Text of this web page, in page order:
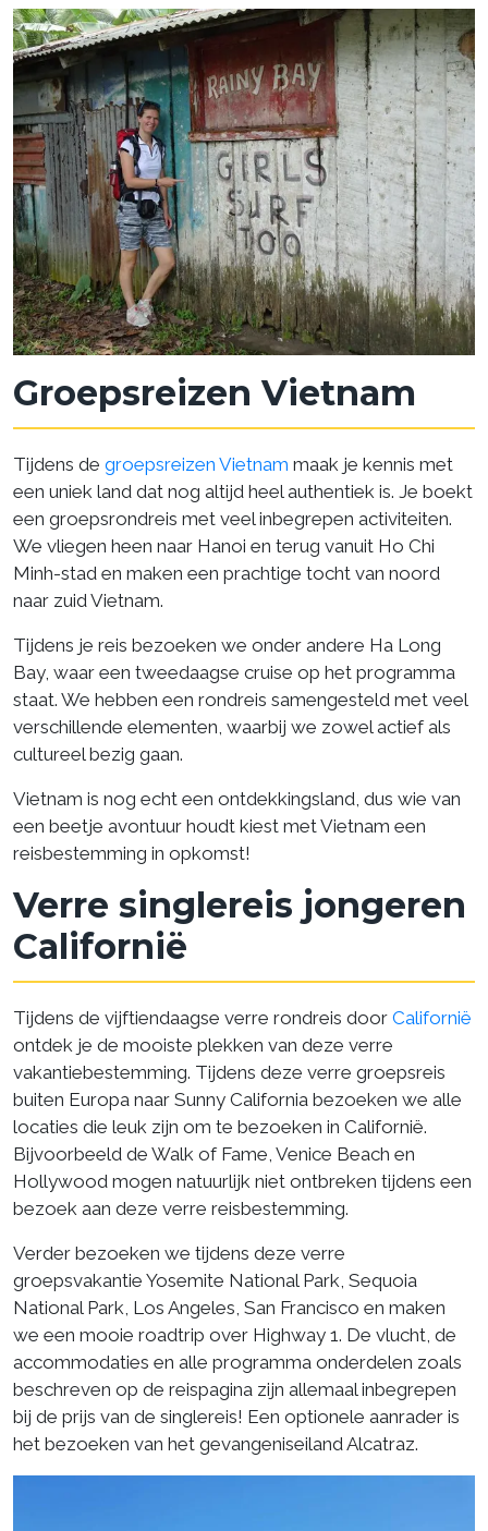
Groepsreizen Vietnam
Tijdens de groepsreizen Vietnam maak je kennis met
een uniek land dat nog altijd heel authentiek is. Je boekt
een groepsrondreis met veel inbegrepen activiteiten.
We vliegen heen naar Hanoi en terug vanuit Ho Chi
Minh-stad en maken een prachtige tocht van noord
naar zuid Vietnam.
Tijdens je reis bezoeken we onder andere Ha Long
Bay, waar een tweedaagse cruise op het programma
staat. We hebben een rondreis samengesteld met veel
verschillende elementen, waarbij we zowel actief als
cultureel bezig gaan.
Vietnam is nog echt een ontdekkingsland, dus wie van
een beetje avontuur houdt kiest met Vietnam een
reisbestemming in opkomst!
Verre singlereis jongeren
Californië
Tijdens de vijftiendaagse verre rondreis door Californië
ontdek je de mooiste plekken van deze verre
vakantiebestemming. Tijdens deze verre groepsreis
buiten Europa naar Sunny California bezoeken we alle
locaties die leuk zijn om te bezoeken in Californië.
Bijvoorbeeld de Walk of Fame, Venice Beach en
Hollywood mogen natuurlijk niet ontbreken tijdens een
bezoek aan deze verre reisbestemming.
Verder bezoeken we tijdens deze verre
groepsvakantie Yosemite National Park, Sequoia
National Park, Los Angeles, San Francisco en maken
we een mooie roadtrip over Highway 1. De vlucht, de
accommodaties en alle programma onderdelen zoals
beschreven op de reispagina zijn allemaal inbegrepen
bij de prijs van de singlereis! Een optionele aanrader is
het bezoeken van het gevangeniseiland Alcatraz.